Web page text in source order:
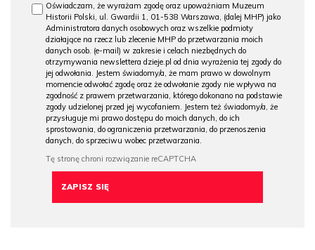
Oświadczam, że wyrażam zgodę oraz upoważniam Muzeum
Historii Polski, ul. Gwardii 1, 01-538 Warszawa, (dalej MHP) jako
Administratora danych osobowych oraz wszelkie podmioty
działające na rzecz lub zlecenie MHP do przetwarzania moich
danych osob. (e-mail) w zakresie i celach niezbędnych do
otrzymywania newslettera dzieje.pl od dnia wyrażenia tej zgody do
jej odwołania. Jestem świadomy/a, że mam prawo w dowolnym
momencie odwołać zgodę oraz że odwołanie zgody nie wpływa na
zgodność z prawem przetwarzania, którego dokonano na podstawie
zgody udzielonej przed jej wycofaniem. Jestem też świadomy/a, że
przysługuje mi prawo dostępu do moich danych, do ich
sprostowania, do ograniczenia przetwarzania, do przenoszenia
danych, do sprzeciwu wobec przetwarzania.